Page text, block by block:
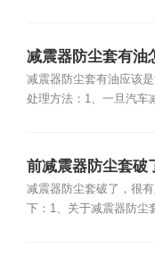
减震器防尘套有油
减震器防尘套有油应该
处理方法：1、一旦汽车
前减震器防尘套破
减震器防尘套破了，很
下：1、关于减震器防尘